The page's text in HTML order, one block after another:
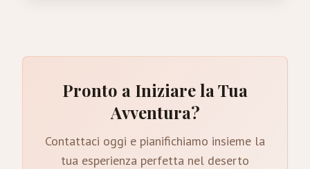
Pronto a Iniziare la Tua
Avventura?
Contattaci oggi e pianifichiamo insieme la
tua esperienza perfetta nel deserto